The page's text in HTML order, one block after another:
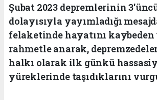
Şubat 2023 depremlerinin
dolayısıyla yayımladığı
felaketinde hayatını kaybeden
rahmetle anarak,
halkı olarak ilk günkü
yüreklerinde taşıdıklarını